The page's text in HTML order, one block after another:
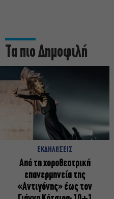
Τα πιο Δημοφιλή
ΕΚΔΗΛΩΣΕΙΣ
Από τη χοροθεατρική
επανερμηνεία της
«Αντιγόνης» έως τον